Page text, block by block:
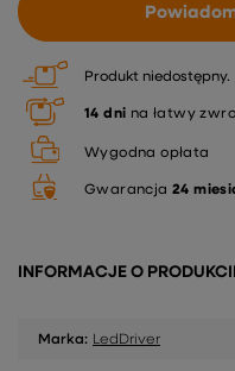
Produkt niedostępny
14 dni na łatwy
Wygodna opłata
Gwarancja 24
INFORMACJE O
Marka: LedDriver